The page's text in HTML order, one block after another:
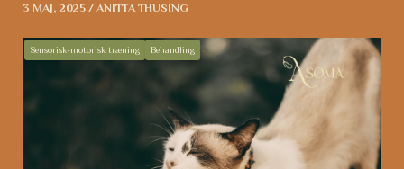
3 MAJ, 2025 / ANITTA THUSING
Sensorisk-motorisk træning Behandling